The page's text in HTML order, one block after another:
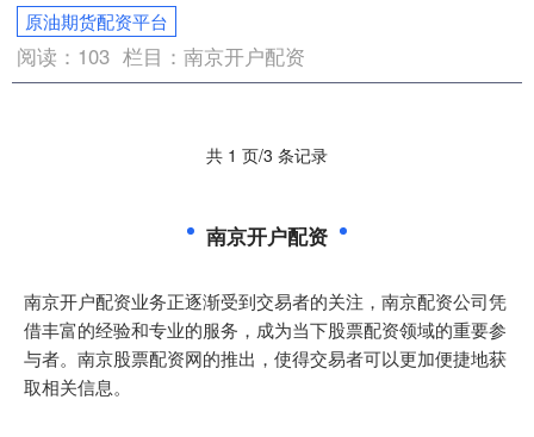
原油期货配资平台
阅读： 103 栏目：南京开户配资
共 1 页/3 条记录
南京开户配资
南京开户配资业务正逐渐受到交易者的关注，南京配资公司凭
借丰富的经验和专业的服务，成为当下股票配资领域的重要参
与者。南京股票配资网的推出，使得交易者可以更加便捷地获
取相关信息。